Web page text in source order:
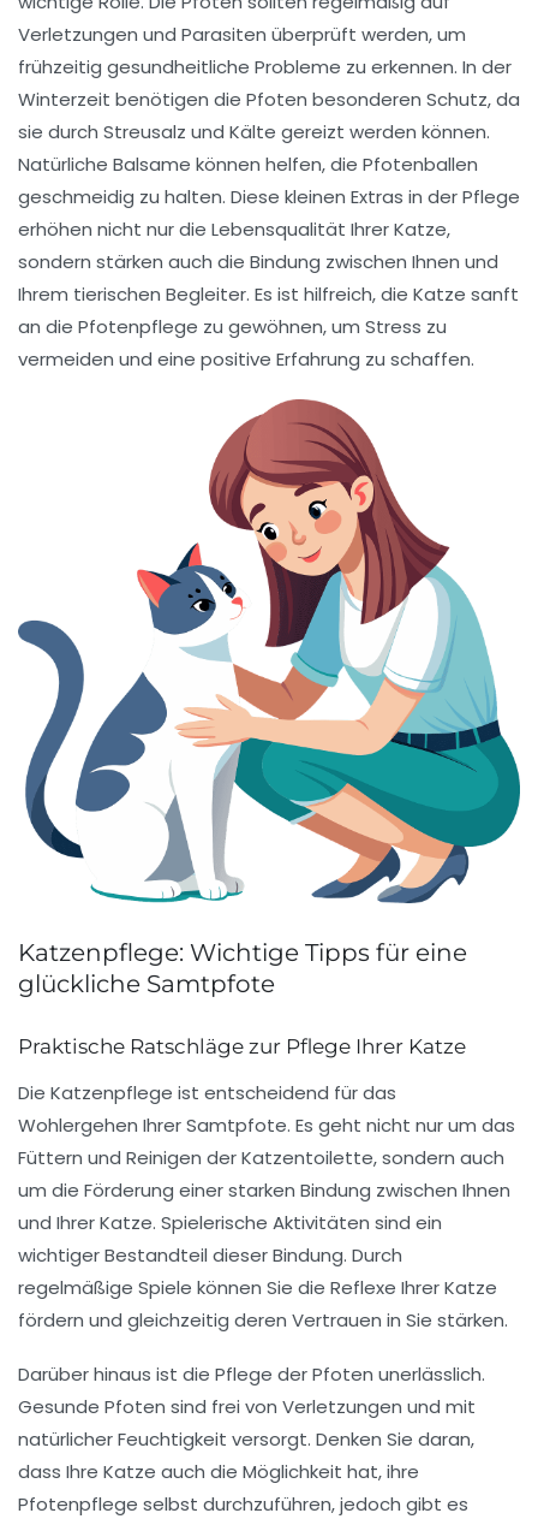
Verletzungen und Parasiten überprüft werden, um
frühzeitig gesundheitliche Probleme zu erkennen. In der
Winterzeit benötigen die Pfoten besonderen Schutz, da
sie durch Streusalz und Kälte gereizt werden können.
Natürliche Balsame können helfen, die Pfotenballen
geschmeidig zu halten. Diese kleinen Extras in der Pflege
erhöhen nicht nur die Lebensqualität Ihrer Katze,
sondern stärken auch die Bindung zwischen Ihnen und
Ihrem tierischen Begleiter. Es ist hilfreich, die Katze sanft
an die Pfotenpflege zu gewöhnen, um Stress zu
vermeiden und eine positive Erfahrung zu schaffen.
Katzenpflege: Wichtige Tipps für eine
glückliche Samtpfote
Praktische Ratschläge zur Pflege Ihrer Katze
Die Katzenpflege ist entscheidend für das
Wohlergehen Ihrer Samtpfote. Es geht nicht nur um das
Füttern und Reinigen der Katzentoilette, sondern auch
um die Förderung einer starken Bindung zwischen Ihnen
und Ihrer Katze. Spielerische Aktivitäten sind ein
wichtiger Bestandteil dieser Bindung. Durch
regelmäßige Spiele können Sie die Reflexe Ihrer Katze
fördern und gleichzeitig deren Vertrauen in Sie stärken.
Darüber hinaus ist die Pflege der Pfoten unerlässlich.
Gesunde Pfoten sind frei von Verletzungen und mit
natürlicher Feuchtigkeit versorgt. Denken Sie daran,
dass Ihre Katze auch die Möglichkeit hat, ihre
Pfotenpflege selbst durchzuführen, jedoch gibt es